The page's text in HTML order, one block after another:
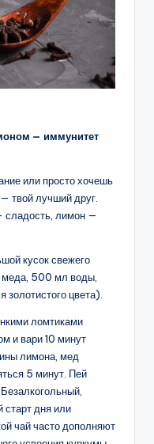
— иммунитет
или просто хочешь
твой лучший друг.
сладость, лимон —
кусок свежего
500 мл воды,
цвета).
ломтиками
и вари 10 минут
лимона, мед
5 минут. Пей
дня или
чай часто дополняют